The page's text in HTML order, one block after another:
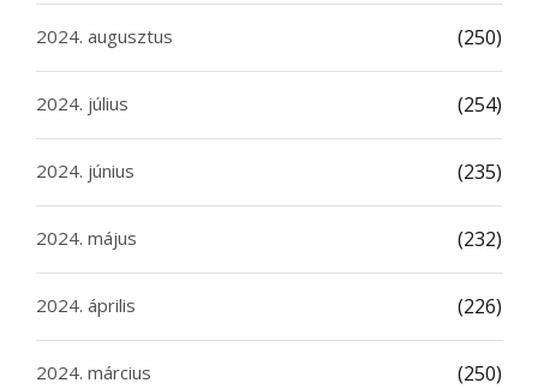
2024. augusztus (250)
2024. július (254)
2024. június (235)
2024. május (232)
2024. április (226)
2024. március (250)